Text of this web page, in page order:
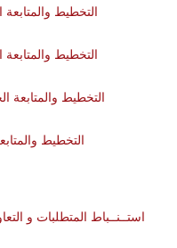
31_التخطيط
32_التخطيط
33_التخطيط والمتابعة
34_التخطيط
35_استــنــباط المتطلبات و